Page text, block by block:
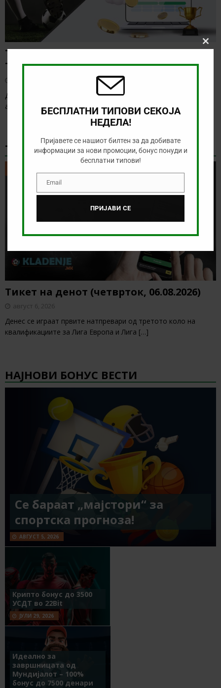
ТИП НА ДЕНОТ (06.08.2026, 17:00) ИНТЕР
ТУРКУ – ВАДУС
Денес има солидна понуда за обложување, а ние ќе го
анализираме дуелот од Конференциската лига[…]
ТИКЕТ НА ДЕНОТ
Тикет на денот (четврток, 06.08.2026)
август 6, 2026
Денес се играат првите натпревари од третото коло на
квалификациите за Лига Европа и Лига […]
НАЈНОВИ БОНУС ВЕСТИ
Се бараат „мајстори“ за
спортска прогноза!
АВГУСТ 5, 2026
Крипто бонус до 3500
УСДТ во 22Bit
ЈУЛИ 29, 2026
Идеално за
завршницата од
Мундијалот – 100%
бонус до 7500 денари
БЕСПЛАТНИ ТИПОВИ СЕКОЈА
НЕДЕЛА!
Пријавете се нашиот билтен за да добивате
информации за нови промоции, бонус понуди и
бесплатни типови!
EmailEmail
ПРИЈАВИ СЕ